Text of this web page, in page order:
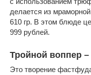
делается из
610 гр. В этом блюде
999 рублей.
Тройной воппер –
Это творение